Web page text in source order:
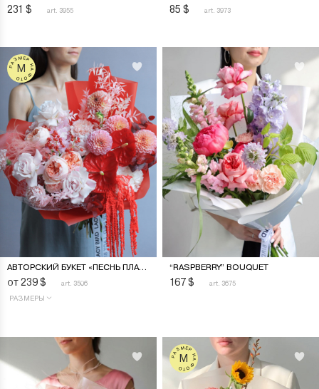
231 $ art. 3955 85 $ art. 3973
РАЗМЕР НА ФОТО
M
АВТОРСКИЙ БУКЕТ «ПЕСНЬ ПЛАМЕНИ»
от 239$ art. 3506
РАЗМЕРЫ
“RASPBERRY” BOUQUET
167$ art. 3675
РАЗМЕР НА ФОТО
M